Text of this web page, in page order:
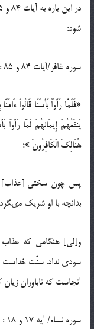
شود:
سوره غافر/آیات 84 و 85 :
«فَلَمَّا رَأَوْاْ بَأْسَنَا قَالُواْ
یَنفَعُهُمْ إِیمَانهُمْ لَمَّا
هُنَالِكَ الْكَافِرُونَ »؛
پس چون سختى [عذاب‏] ما
بدانچه با او شریك
و[لى‏] هنگامى كه عذاب
سودى نداد. سنّت خداست
آنجاست كه ناباوران زیان
سوره نساء/ آیه 17 و 18 :